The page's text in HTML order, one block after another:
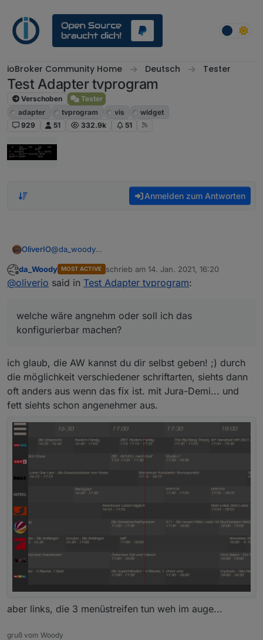
ioBroker Community Home Deutsch Tester
Test Adapter tvprogram
Verschoben
Tester
adapter
tvprogram vis
widget
929
51 332.9k 51
Anmelden zum Antworten
OliverIO@da_woody
eingestellt.
welche wäre angnehm oder soll ich das konfigurierbar
Offline
da_Woody MOST ACTIVE schrieb am 14. Jan. 2021, 16:20
zuletzt editiert von
@oliverio said in Test Adapter tvprogram:
welche wäre angnehm oder soll ich das
konfigurierbar machen?
ich glaub, die AW kannst du dir selbst geben! ;) durch
die möglichkeit verschiedener schriftarten, siehts dann
oft anders aus wenn das fix ist. mit Jura-Demi... und
fett siehts schon angenehmer aus.
aber links, die 3 menüstreifen tun weh im auge...
gruß vom Woody